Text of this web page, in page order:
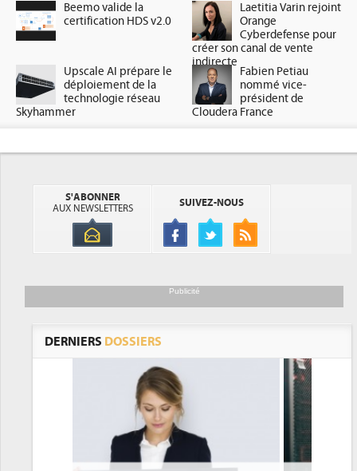
Beemo valide la
certification HDS v2.0
Laetitia Varin rejoint
Orange
Cyberdefense pour
créer son canal de vente
indirecte
Upscale AI prépare le
déploiement de la
technologie réseau
Skyhammer
Fabien Petiau
nommé vice-
président de
Cloudera France
S'ABONNER
AUX NEWSLETTERS
SUIVEZ-NOUS
Publicité
DERNIERS DOSSIERS